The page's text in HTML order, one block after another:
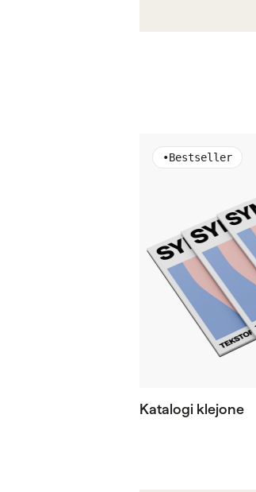
•Bestseller
Katalogi klejone